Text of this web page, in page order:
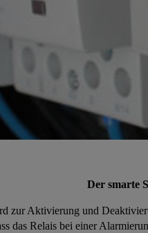
Der smarte
Aktivierung und
das Relais bei einer